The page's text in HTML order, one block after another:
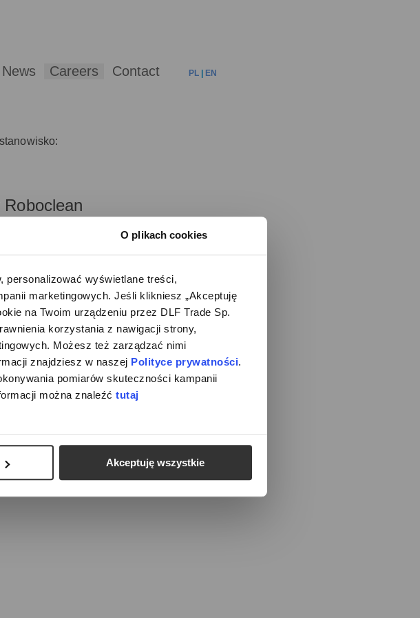
O plikach cookies
personalizować wyświetlane treści,
marketingowych. Jeśli klikniesz „Akceptuję
na Twoim urządzeniu przez DLF Trade Sp.
korzystania z nawigacji strony,
Możesz też zarządzać nimi
znajdziesz w naszej Polityce prywatności.
pomiarów skuteczności kampanii
można znaleźć tutaj
Akceptuję wszystkie
News Careers Contact PL EN
Contact Privacy policy Cookie settings